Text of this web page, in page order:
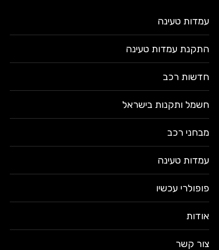
עמדות טעינה
התקנת עמדות טעינה
חדשות רכב
חשמל ותקנות בישראל
מבחני רכב
עמדות טעינה
פופולרי עכשיו
אודות
צור קשר